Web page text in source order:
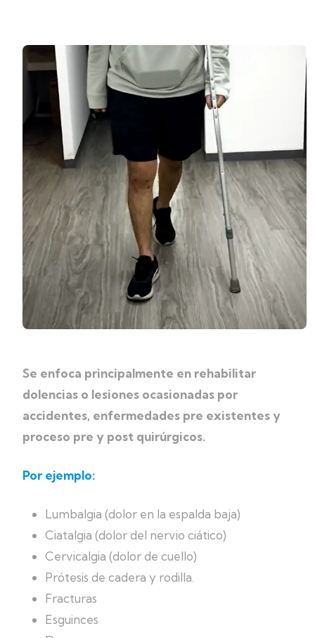
Se enfoca principalmente en rehabilitar
dolencias o lesiones ocasionadas por
accidentes, enfermedades pre existentes y
proceso pre y post quirúrgicos.
Por ejemplo:
Lumbalgia (dolor en la espalda baja)
Ciatalgia (dolor del nervio ciático)
Cervicalgia (dolor de cuello)
Prótesis de cadera y rodilla.
Fracturas
Esguinces